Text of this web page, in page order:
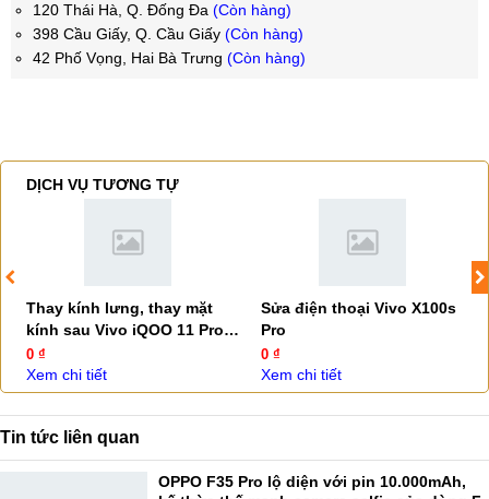
120 Thái Hà, Q. Đống Đa (Còn hàng)
398 Cầu Giấy, Q. Cầu Giấy (Còn hàng)
42 Phố Vọng, Hai Bà Trưng (Còn hàng)
DỊCH VỤ TƯƠNG TỰ
Thay kính lưng, thay mặt
kính sau Vivo iQOO 11 Pro
5G
0 ₫
Xem chi tiết
Sửa điện thoại Vivo X100s
Pro
0 ₫
Xem chi tiết
Tin tức liên quan
OPPO F35 Pro lộ diện với pin 10.000mAh,